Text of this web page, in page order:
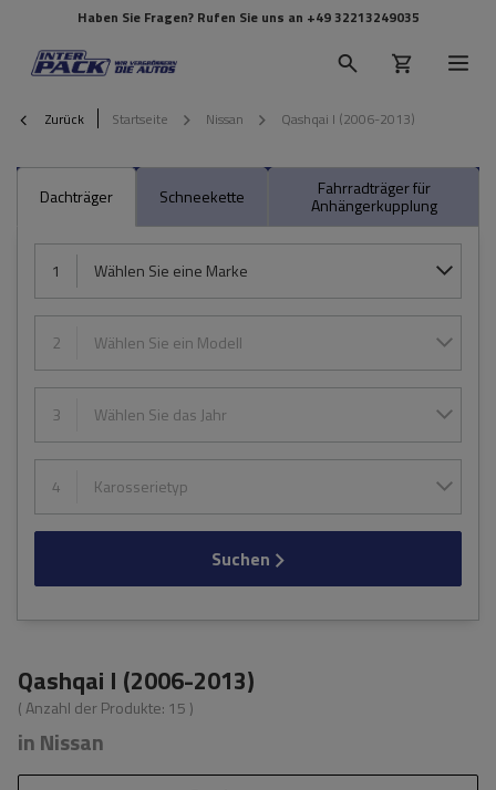
Haben Sie Fragen? Rufen Sie uns an +49 32213249035
Zurück Startseite Nissan Qashqai I (2006-2013)
Dachträger Schneekette Fahrradträger für
Anhängerkupplung
1 Wählen Sie eine Marke
2 Wählen Sie ein Modell
3 Wählen Sie das Jahr
4 Karosserietyp
Suchen
Qashqai I (2006-2013)
( Anzahl der Produkte: 15 )
in Nissan